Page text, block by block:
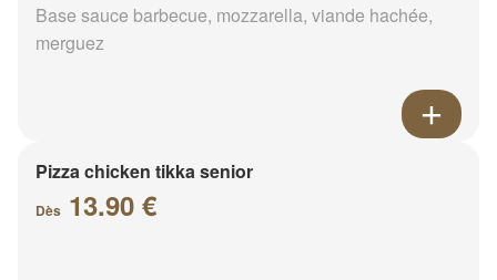
Base sauce barbecue, mozzarella, viande hachée,
merguez
Pizza chicken tikka senior
Dès 13.90 €